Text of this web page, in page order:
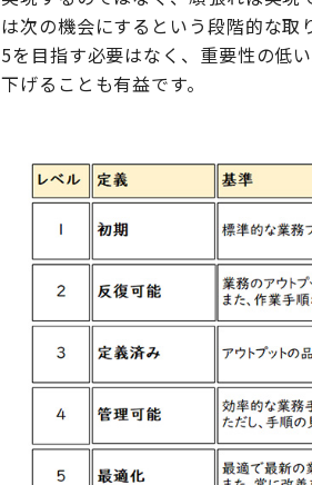
は次の機会にするという段階的な取
5を目指す必要はなく、重要性の低
下げることも有益です。